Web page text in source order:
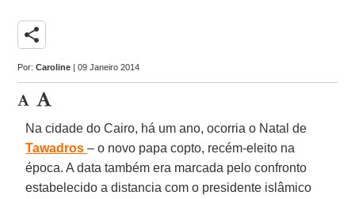
share
Por:Caroline | 09 Janeiro 2014
Na cidade do Cairo, há um ano, ocorria o Natal de
Tawadros – o novo papa copto, recém-eleito na
época. A data também era marcada pelo confronto
estabelecido a distancia com o presidente islâmico